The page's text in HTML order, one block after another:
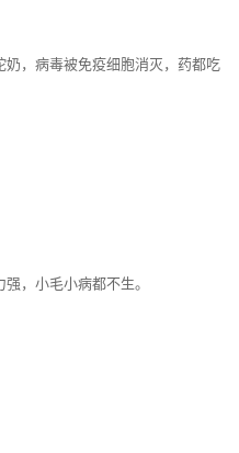
，病毒被免疫细胞消灭，药都吃
，小毛小病都不生。